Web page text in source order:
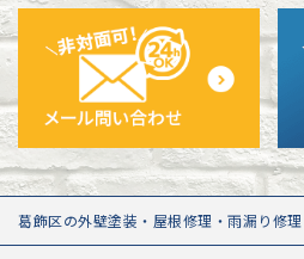
葛飾区の外壁塗装・屋根修理・雨漏り修